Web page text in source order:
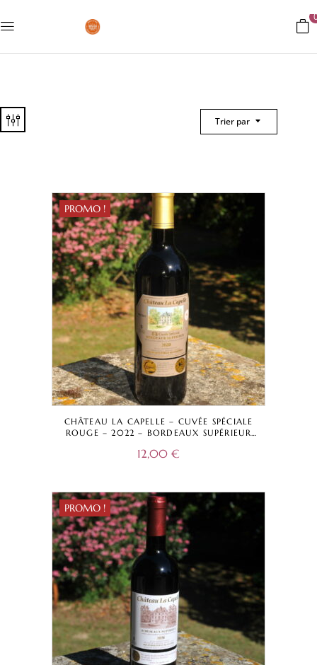
Trier par
PROMO !
CHÂTEAU LA CAPELLE – CUVÉE SPÉCIALE
ROUGE – 2022 – BORDEAUX SUPÉRIEUR
12,00 €
PROMO !